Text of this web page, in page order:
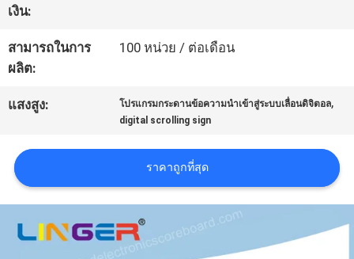
ข่าว
ขอ
เสนอ
ราคา
เงิน:
สามารถในการ
ผลิต:
100 หน่วย / ต่อเดือน
แสงสูง: โปรแกรมกระดานข้อความนำเข้าสู่ระบบเลื่อนดิจิตอล,
digital scrolling sign
ราคาถูกที่สุด